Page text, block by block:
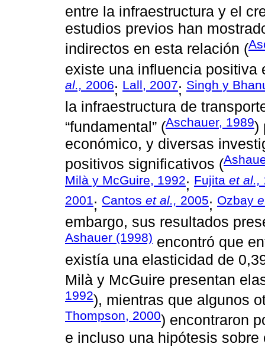
entre la infraestructura y el
estudios previos han
indirectos en esta relación (
existe una influencia positiva
al., 2006; Lall, 2007; Singh y
la infraestructura de
“fundamental” (Aschauer, 1989)
económico, y diversas
positivos significativos (
Milà y McGuire, 1992; Fujita et al.,
2001; Cantos et al., 2005; Ozbay
embargo, sus resultados
Ashauer (1998) encontró que
existía una elasticidad de
Milà y McGuire presentan
1992), mientras que algunos
Thompson, 2000) encontraron
e incluso una hipótesis sobre